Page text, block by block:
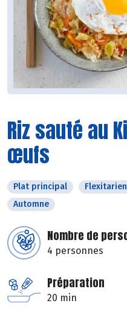
Riz sauté au
œufs
Plat principal Flexitarien
Automne
Nombre de
4 personnes
Préparation
20 min